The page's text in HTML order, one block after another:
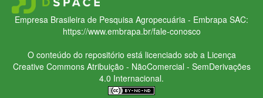
Empresa Brasileira de Pesquisa Agropecuária - Embrapa SAC:
https://www.embrapa.br/fale-conosco
O conteúdo do repositório está licenciado sob a Licença
Creative CommonsAtribuição - NãoComercial - SemDerivações
4.0 Internacional.